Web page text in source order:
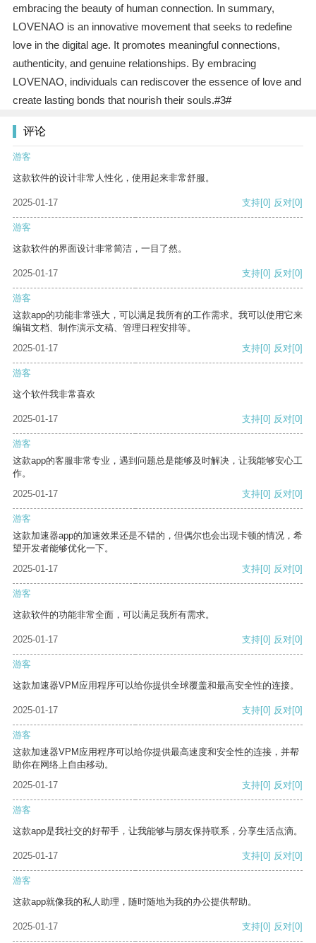
embracing the beauty of human connection. In summary,
LOVENAO is an innovative movement that seeks to redefine
love in the digital age. It promotes meaningful connections,
authenticity, and genuine relationships. By embracing
LOVENAO, individuals can rediscover the essence of love and
create lasting bonds that nourish their souls.#3#
评论
游客
这款软件的设计非常人性化，使用起来非常舒服。
2025-01-17 支持[0] 反对[0]
游客
这款软件的界面设计非常简洁，一目了然。
2025-01-17 支持[0] 反对[0]
游客
这款app的功能非常强大，可以满足我所有的工作需求。我可以使用它来
编辑文档、制作演示文稿、管理日程安排等。
2025-01-17
支持[0] 反对[0]
游客
这个软件我非常喜欢
2025-01-17 支持[0] 反对[0]
游客
这款app的客服非常专业，遇到问题总是能够及时解决，让我能够安心工
作。
2025-01-17
支持[0] 反对[0]
游客
这款加速器app的加速效果还是不错的，但偶尔也会出现卡顿的情况，希
望开发者能够优化一下。
2025-01-17
支持[0] 反对[0]
游客
这款软件的功能非常全面，可以满足我所有需求。
2025-01-17 支持[0] 反对[0]
游客
这款加速器VPM应用程序可以给你提供全球覆盖和最高安全性的连接。
2025-01-17 支持[0] 反对[0]
游客
这款加速器VPM应用程序可以给你提供最高速度和安全性的连接，并帮
助你在网络上自由移动。
2025-01-17
支持[0] 反对[0]
游客
这款app是我社交的好帮手，让我能够与朋友保持联系，分享生活点滴。
2025-01-17 支持[0] 反对[0]
游客
这款app就像我的私人助理，随时随地为我的办公提供帮助。
2025-01-17 支持[0] 反对[0]